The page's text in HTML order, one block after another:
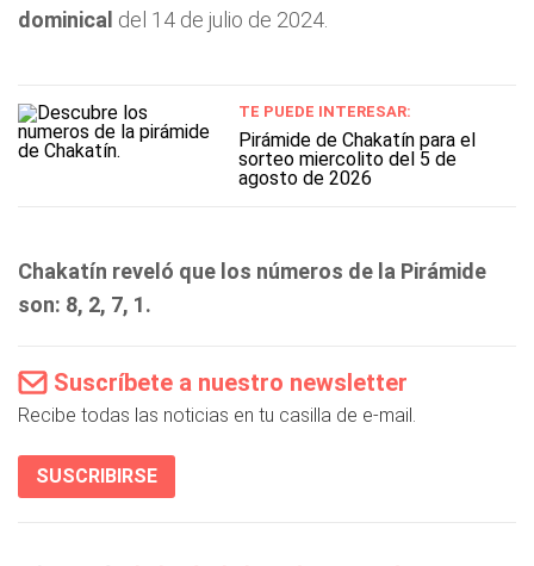
dominical del 14 de julio de 2024.
TE PUEDE INTERESAR:
Pirámide de Chakatín para el
sorteo miercolito del 5 de
agosto de 2026
Chakatín reveló que los números de la Pirámide
son: 8, 2, 7, 1.
Suscríbete a nuestro newsletter
Recibe todas las noticias en tu casilla de e-mail.
SUSCRIBIRSE